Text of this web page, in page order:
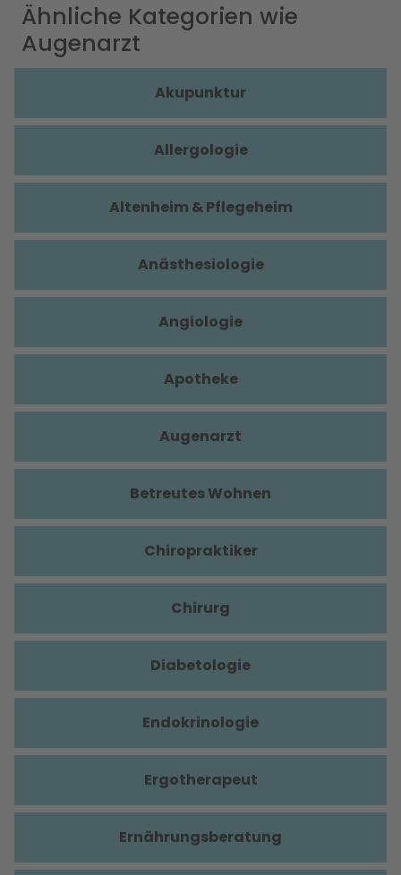
Ähnliche Kategorien wie
Augenarzt
Akupunktur
Allergologie
Altenheim & Pflegeheim
Anästhesiologie
Angiologie
Apotheke
Augenarzt
Betreutes Wohnen
Chiropraktiker
Chirurg
Diabetologie
Endokrinologie
Ergotherapeut
Ernährungsberatung